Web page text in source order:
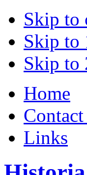
Skip to
Skip to
Skip to
Home
Links